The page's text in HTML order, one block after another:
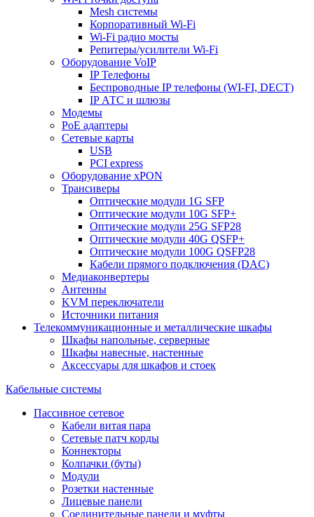
Mesh системы
Корпоративный Wi-Fi
Wi-Fi радио мосты
Репитеры/усилители Wi-Fi
Оборудование VoIP
IP Телефоны
Беспроводные IP телефоны (WI-FI, DECT)
IP АТС и шлюзы
Модемы
PoE адаптеры
Сетевые карты
USB
PCI express
Оборудование xPON
Трансиверы
Оптические модули 1G SFP
Оптические модули 10G SFP+
Оптические модули 25G SFP28
Оптические модули 40G QSFP+
Оптические модули 100G QSFP28
Кабели прямого подключения (DAC)
Медиаконвертеры
Антенны
KVM переключатели
Источники питания
Телекоммуникационные и металлические шкафы
Шкафы напольные, серверные
Шкафы навесные, настенные
Аксессуары для шкафов и стоек
Кабельные системы
Пассивное сетевое
Кабели витая пара
Сетевые патч корды
Коннекторы
Колпачки (буты)
Модули
Розетки настенные
Лицевые панели
Соединительные панели и муфты